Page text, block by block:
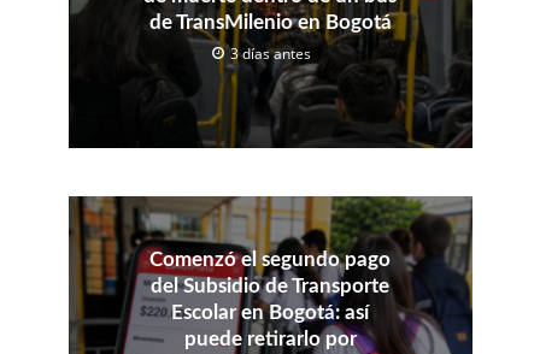
de TransMilenio en Bogotá
3 días antes
Comenzó el segundo pago
del Subsidio de Transporte
Escolar en Bogotá: así
puede retirarlo por